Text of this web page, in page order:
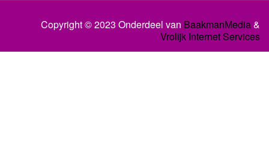
Copyright © 2023 Onderdeel van BaakmanMedia&
Vrolijk Internet Services